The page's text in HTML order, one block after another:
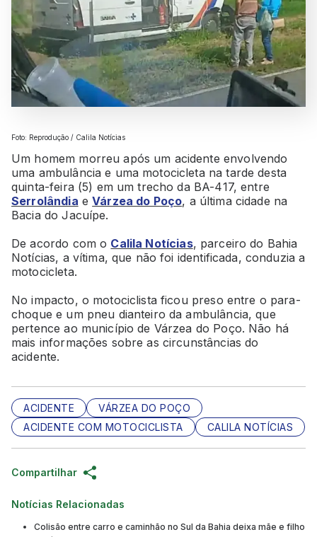
Foto: Reprodução / Calila Notícias
Um homem morreu após um acidente envolvendo
uma ambulância e uma motocicleta na tarde desta
quinta-feira (5) em um trecho da BA-417, entre
Serrolândia eVárzea do Poço, a última cidade na
Bacia do Jacuípe.
De acordo com o Calila Notícias, parceiro do Bahia
Notícias, a vítima, que não foi identificada, conduzia a
motocicleta.
No impacto, o motociclista ficou preso entre o para-
choque e um pneu dianteiro da ambulância, que
pertence ao município de Várzea do Poço. Não há
mais informações sobre as circunstâncias do
acidente.
ACIDENTE
VÁRZEA DO POÇO
ACIDENTE COM MOTOCICLISTA
CALILA NOTÍCIAS
Compartilhar
Notícias Relacionadas
Colisão entre carro e caminhão no Sul da Bahia deixa mãe e filho